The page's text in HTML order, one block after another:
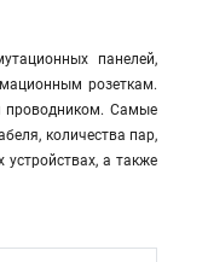
панелей,
розеткам.
проводником. Самые
количества пар,
а также